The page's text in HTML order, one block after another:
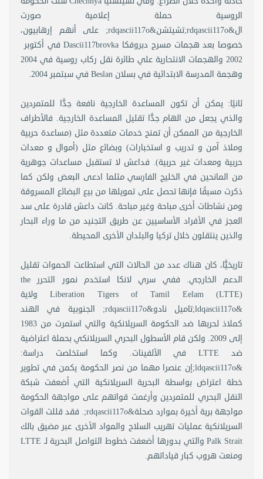
الروسية حملة إعلامية صورت
ال&rdqascii117o;تشيتشن&rdqascii117o; على أنهم إرهابيون،
خصوصا بعد هجمات مسرح دبروفكا Dascii117brovka في أكتوبر
2002 والهجمات الانتحارية علي طائرة نقل ركاب روسية في 2004
وهجمة المدرسة الابتدائية في بسلان Beslan في سبتمبر 2004.
ثانيًا: يمكن أن تكون المساعدة الخارجية نافعة جدًّا للمتمردين
والذي يجعل من الهام جدًّا تقليل المساعدة الخارجية. فالأطراف
الخارجية من الممكن أن تمنح خدمات متعددة مثل (مساعدة حربية
وملاذ آمن و تدريب و استخبارات) وبضائع مثل (أموال و معدات
حربية ومعدات غير حربية). فداعش لا تستقبل مساعدات جوهرية
من المانحين في الخليج الفارسي مثلما ادعى البعض ولكن كما
ذكرت مسبقًا فإنها تحصل على تمويلها من بيع البضائع المسروقة
ومن نشاطات أخرى مباحة وغير مباحة. كانت داعش قادرة على سد
العجز في الأفراد الأساسيين عن طريق التجنيد من ما وراء البحار
والذين ينتقلون خلال تركيا والبلدان الأخرى المحيطة.
تاريخيًّا، كان هناك عدد من الحالات التي استطاعت الحموات تقليل
الدعم الخارجي. ففي سري لانكا استخدم نمور التحرر the
Liberation Tigers of Tamil Eelam (LTTE) ولاية
&ldqascii117o;تاميل نادو&rdqascii117o; الجنوبية في الهند
كملاذ لحربها ضد الحكومة السريلانكية والتي استمرت من 1983
إلى 2009. ولكن قام الأسطول البحري السريلانكي بحملة اعتراضية
ضد LTTE في الألفينات. وكما استخلصت دراسة:
&ldqascii117o;إن عنصرا مهما من نصر الحكومة يكمن في تطوير
خطة اعتراض بواسطة البحرية السريلانكية التي أضعفت شبكة
النقل البحري للمتمردين وأرغمت قواتهم على مواجهة الحكومة
مواجهة برية أخيرة بموارد ضحلة&rdqascii117o;. فقد قللت القوات
السريلانكية عمليات تهريب السلاح والمواد الأخرى عبر مضيق بالك
Palk Strait والتي بدورها أضعفت خطوط التواصل البحرية لـ LTTE
ومنعت هروب كبار قياداتهم.